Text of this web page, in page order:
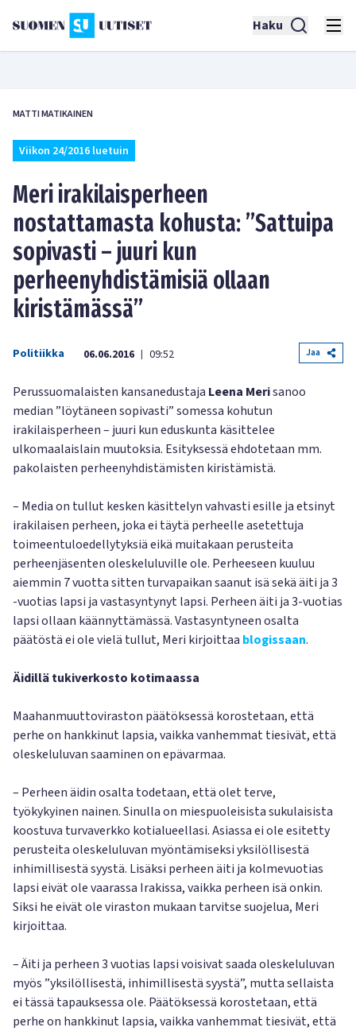
Haku
MATTI MATIKAINEN
Viikon 24/2016 luetuin
Meri irakilaisperheen
nostattamasta kohusta: ”Sattuipa
sopivasti – juuri kun
perheenyhdistämisiä ollaan
kiristämässä”
Politiikka 06.06.2016 | 09:52 Jaa
Perussuomalaisten kansanedustaja Leena Merisanoo
median ”löytäneen sopivasti” somessa kohutun
irakilaisperheen – juuri kun eduskunta käsittelee
ulkomaalaislain muutoksia. Esityksessä ehdotetaan mm.
pakolaisten perheenyhdistämisten kiristämistä.
– Media on tullut kesken käsittelyn vahvasti esille ja etsinyt
irakilaisen perheen, joka ei täytä perheelle asetettuja
toimeentuloedellytyksiä eikä muitakaan perusteita
perheenjäsenten oleskeluluville ole. Perheeseen kuuluu
aiemmin 7 vuotta sitten turvapaikan saanut isä sekä äiti ja 3
-vuotias lapsi ja vastasyntynyt lapsi. Perheen äiti ja 3-vuotias
lapsi ollaan käännyttämässä. Vastasyntyneen osalta
päätöstä ei ole vielä tullut, Meri kirjoittaa blogissaan.
Äidillä tukiverkosto kotimaassa
Maahanmuuttoviraston päätöksessä korostetaan, että
perhe on hankkinut lapsia, vaikka vanhemmat tiesivät, että
oleskeluluvan saaminen on epävarmaa.
– Perheen äidin osalta todetaan, että olet terve,
työkykyinen nainen. Sinulla on miespuoleisista sukulaisista
koostuva turvaverkko kotialueellasi. Asiassa ei ole esitetty
perusteita oleskeluluvan myöntämiseksi yksilöllisestä
inhimillisestä syystä. Lisäksi perheen äiti ja kolmevuotias
lapsi eivät ole vaarassa Irakissa, vaikka perheen isä onkin.
Siksi he eivät ole viraston mukaan tarvitse suojelua, Meri
kirjoittaa.
– Äiti ja perheen 3 vuotias lapsi voisivat saada oleskeluluvan
myös ”yksilöllisestä, inhimillisestä syystä”, mutta sellaista
ei tässä tapauksessa ole. Päätöksessä korostetaan, että
perhe on hankkinut lapsia, vaikka vanhemmat tiesivät, että